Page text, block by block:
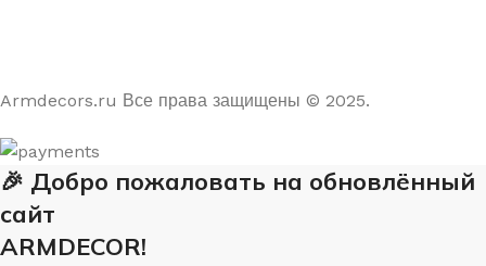
Armdecors.ru Все права защищены © 2025. ​
🎉 Добро пожаловать на обновлённый
сайт
ARMDECOR!